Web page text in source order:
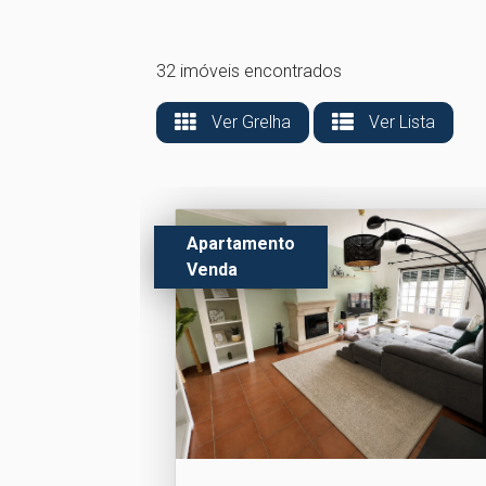
32 imóveis encontrados
Ver Grelha Ver Lista
Apartamento
Venda